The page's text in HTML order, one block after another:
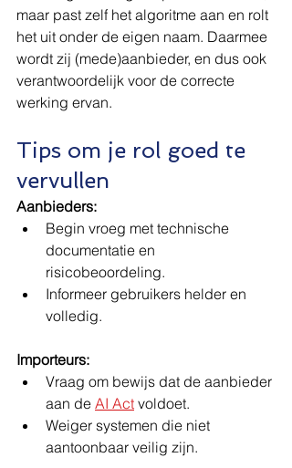
maar past zelf het algoritme aan en rolt
het uit onder de eigen naam. Daarmee
wordt zij (mede)aanbieder, en dus ook
verantwoordelijk voor de correcte
werking ervan.
Tips om je rol goed te
vervullen
Aanbieders:
Begin vroeg met technische
documentatie en
risicobeoordeling.
Informeer gebruikers helder en
volledig.
Importeurs:
Vraag om bewijs dat de aanbieder
aan de AI Act voldoet.
Weiger systemen die niet
aantoonbaar veilig zijn.